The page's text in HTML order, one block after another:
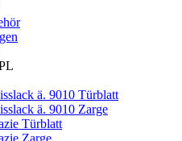
ä. 9010 Türblatt
ä. 9010 Zarge
Türblatt